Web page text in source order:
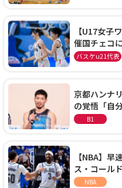
【U17女子
催国チェコ
通過！準々
バスケu21代表
京都ハンナ
の覚悟「自
に、京都に
B1
【NBA】
ス・コール
ーズに1年契
NBA